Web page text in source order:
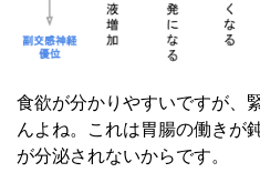
食欲が分かりやすいですが、
んよね。
これは胃腸の働きが
が分泌されないからです。